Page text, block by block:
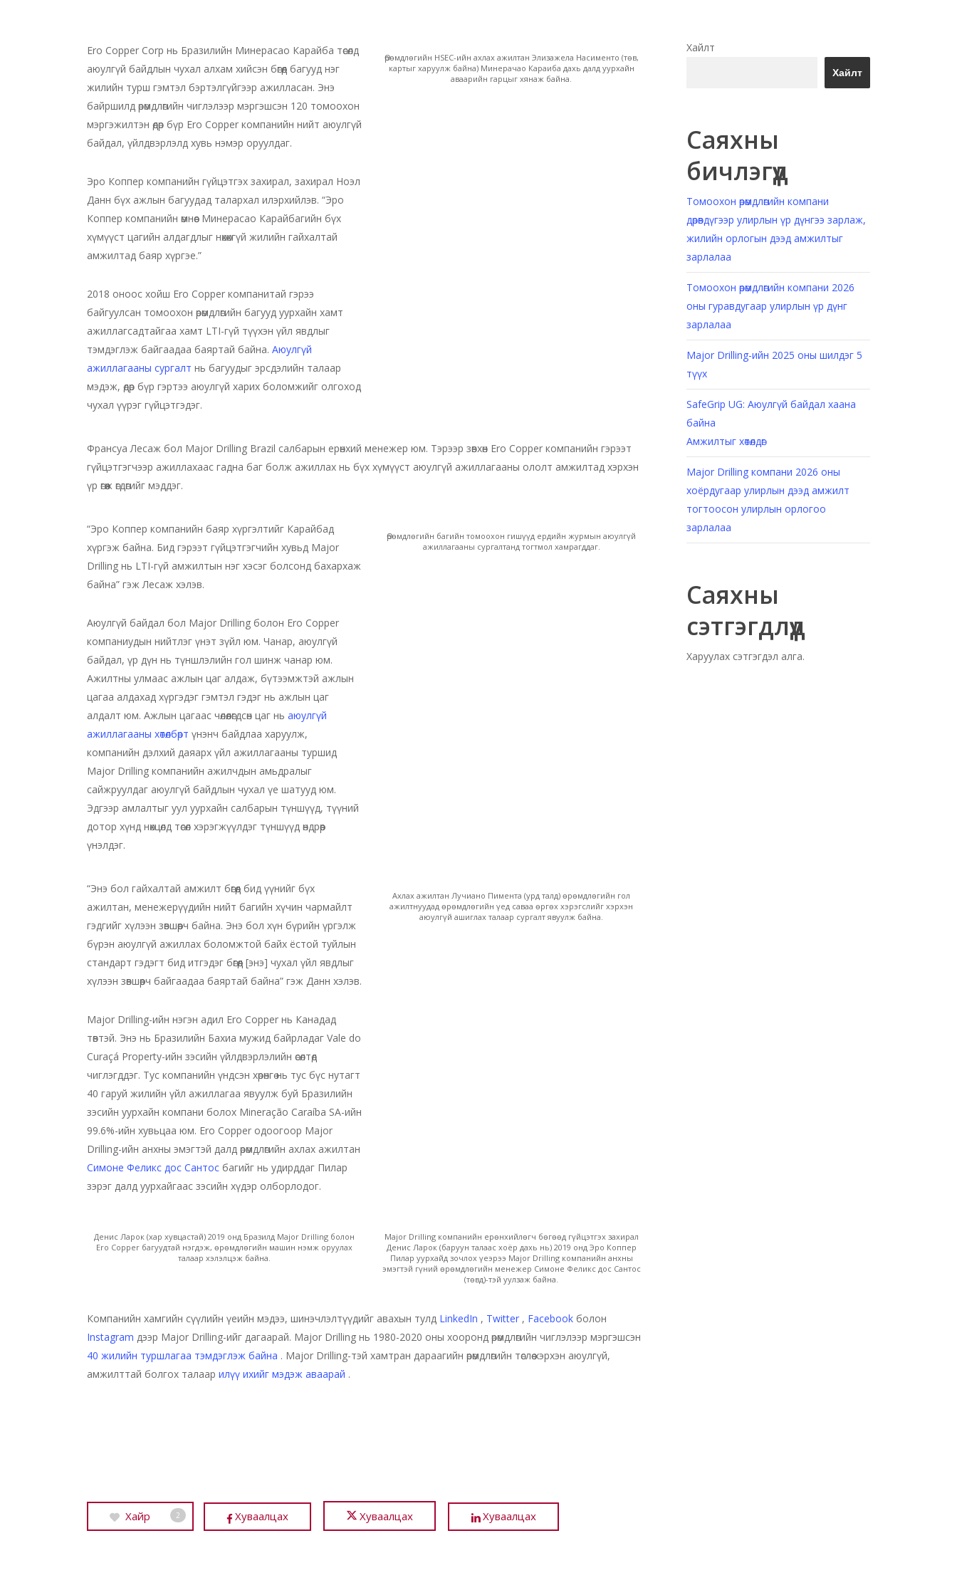
Ero Copper Corp нь Бразилийн Минерасао Карайба төсөлд
аюулгүй байдлын чухал алхам хийсэн бөгөөд багууд нэг
жилийн турш гэмтэл бэртэлгүйгээр ажилласан. Энэ
байршилд өрөмдлөгийн чиглэлээр мэргэшсэн 120 томоохон
мэргэжилтэн өдөр бүр Ero Copper компанийн нийт аюулгүй
байдал, үйлдвэрлэлд хувь нэмэр оруулдаг.
Эро Коппер компанийн гүйцэтгэх захирал, захирал Ноэл
Данн бүх ажлын багуудад талархал илэрхийлэв. “Эро
Коппер компанийн өмнөөс Минерасао Карайбагийн бүх
хүмүүст цагийн алдагдлыг нөхөхгүй жилийн гайхалтай
амжилтад баяр хүргэе.”
2018 оноос хойш Ero Copper компанитай гэрээ
байгуулсан томоохон өрөмдлөгийн багууд уурхайн хамт
ажиллагсадтайгаа хамт LTI-гүй түүхэн үйл явдлыг
тэмдэглэж байгаадаа баяртай байна.Аюулгүй
ажиллагааны сургалт нь багуудыг эрсдэлийн талаар
мэдэж, өдөр бүр гэртээ аюулгүй харих боломжийг олгоход
чухал үүрэг гүйцэтгэдэг.
Өрөмдлөгийн HSEC-ийн ахлах ажилтан Элизажела Насименто (төв,
картыг харуулж байна) Минерачао Караиба дахь далд уурхайн
аваарийн гарцыг хянаж байна.
Франсуа Лесаж бол Major Drilling Brazil салбарын ерөнхий менежер юм. Тэрээр зөвхөн Ero Copper компанийн гэрээт
гүйцэтгэгчээр ажиллахаас гадна баг болж ажиллах нь бүх хүмүүст аюулгүй ажиллагааны ололт амжилтад хэрхэн
үр өгөөж өгдөгийг мэддэг.
“Эро Коппер компанийн баяр хүргэлтийг Карайбад
хүргэж байна. Бид гэрээт гүйцэтгэгчийн хувьд Major
Drilling нь LTI-гүй амжилтын нэг хэсэг болсонд бахархаж
байна” гэж Лесаж хэлэв.
Аюулгүй байдал бол Major Drilling болон Ero Copper
компаниудын нийтлэг үнэт зүйл юм. Чанар, аюулгүй
байдал, үр дүн нь түншлэлийн гол шинж чанар юм.
Ажилтны улмаас ажлын цаг алдаж, бүтээмжтэй ажлын
цагаа алдахад хүргэдэг гэмтэл гэдэг нь ажлын цаг
алдалт юм. Ажлын цагаас чөлөөлөгдсөн цаг ньаюулгүй
ажиллагааны хөтөлбөрт үнэнч байдлаа харуулж,
компанийн дэлхий даяарх үйл ажиллагааны туршид
Major Drilling компанийн ажилчдын амьдралыг
сайжруулдаг аюулгүй байдлын чухал үе шатууд юм.
Эдгээр амлалтыг уул уурхайн салбарын түншүүд, түүний
дотор хүнд нөхцөлд төсөл хэрэгжүүлдэг түншүүд өндрөөр
үнэлдэг.
Өрөмдлөгийн багийн томоохон гишүүд ердийн журмын аюулгүй
ажиллагааны сургалтанд тогтмол хамрагддаг.
“Энэ бол гайхалтай амжилт бөгөөд бид үүнийг бүх
ажилтан, менежерүүдийн нийт багийн хүчин чармайлт
гэдгийг хүлээн зөвшөөрч байна. Энэ бол хүн бүрийн үргэлж
бүрэн аюулгүй ажиллах боломжтой байх ёстой туйлын
стандарт гэдэгт бид итгэдэг бөгөөд [энэ] чухал үйл явдлыг
хүлээн зөвшөөрч байгаадаа баяртай байна” гэж Данн хэлэв.
Major Drilling-ийн нэгэн адил Ero Copper нь Канадад
төвтэй. Энэ нь Бразилийн Бахиа мужид байрладаг Vale do
Curaçá Property-ийн зэсийн үйлдвэрлэлийн өсөлтөд
чиглэгддэг. Тус компанийн үндсэн хөрөнгө нь тус бүс нутагт
40 гаруй жилийн үйл ажиллагаа явуулж буй Бразилийн
зэсийн уурхайн компани болох Mineração Caraíba SA-ийн
99.6%-ийн хувьцаа юм. Ero Copper одоогоор Major
Drilling-ийн анхны эмэгтэй далд өрөмдлөгийн ахлах ажилтан
Симоне Феликс дос Сантос багийг нь удирддаг Пилар
зэрэг далд уурхайгаас зэсийн хүдэр олборлодог.
Ахлах ажилтан Лучиано Пимента (урд талд) өрөмдлөгийн гол
ажилтнуудад өрөмдлөгийн үед саваа өргөх хэрэгслийг хэрхэн
аюулгүй ашиглах талаар сургалт явуулж байна.
Денис Ларок (хар хувцастай) 2019 онд Бразилд Major Drilling болон
Ero Copper багуудтай нэгдэж, өрөмдлөгийн машин нэмж оруулах
талаар хэлэлцэж байна.
Major Drilling компанийн ерөнхийлөгч бөгөөд гүйцэтгэх захирал
Денис Ларок (баруун талаас хоёр дахь нь) 2019 онд Эро Коппер
Пилар уурхайд зочлох үеэрээ Major Drilling компанийн анхны
эмэгтэй гүний өрөмдлөгийн менежер Симоне Феликс дос Сантос
(төвд)-тэй уулзаж байна.
Компанийн хамгийн сүүлийн үеийн мэдээ, шинэчлэлтүүдийг авахын тулд LinkedIn , Twitter , Facebook болон
Instagram дээр Major Drilling-ийг дагаарай. Major Drilling нь 1980-2020 оны хооронд өрөмдлөгийн чиглэлээр мэргэшсэн
40 жилийн туршлагаа тэмдэглэж байна . Major Drilling-тэй хамтран дараагийн өрөмдлөгийн төслөө хэрхэн аюулгүй,
амжилттай болгох талаарилүү ихийг мэдэж аваарай .
Хайр 2 Хуваалцах Хуваалцах Хуваалцах
Хайлт
Хайлт
Саяхны
бичлэгүүд
Томоохон өрөмдлөгийн компани
дөрөвдүгээр улирлын үр дүнгээ зарлаж,
жилийн орлогын дээд амжилтыг
зарлалаа
Томоохон өрөмдлөгийн компани 2026
оны гуравдугаар улирлын үр дүнг
зарлалаа
Major Drilling-ийн 2025 оны шилдэг 5
түүх
SafeGrip UG: Аюулгүй байдал хаана
байна
Амжилтыг хөтөлдөг
Major Drilling компани 2026 оны
хоёрдугаар улирлын дээд амжилт
тогтоосон улирлын орлогоо
зарлалаа
Саяхны
сэтгэгдлүүд
Харуулах сэтгэгдэл алга.